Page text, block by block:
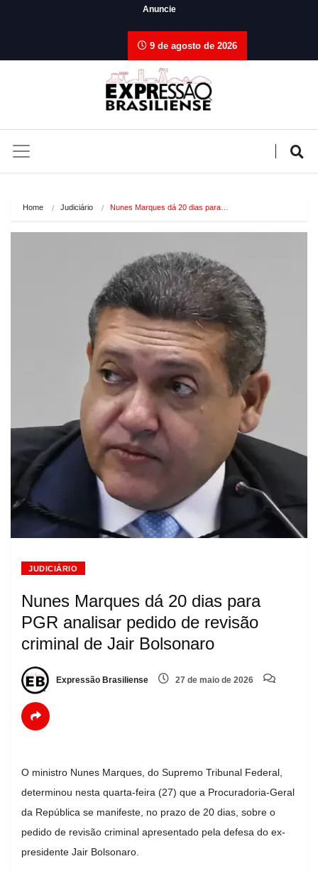
Anuncie
9 de agosto de 2026
Home Judiciário Nunes Marques dá 20 dias para…
JUDICIÁRIO
Nunes Marques dá 20 dias para
PGR analisar pedido de revisão
criminal de Jair Bolsonaro
Expressão Brasiliense 27 de maio de 2026
O ministro Nunes Marques , do Supremo Tribunal Federal
determinou nesta quarta-feira (27) que a Procuradoria-Geral
da República se manifeste, no prazo de 20 dias, sobre o
pedido de revisão criminal apresentado pela defesa do ex-
presidente Jair Bolsonaro